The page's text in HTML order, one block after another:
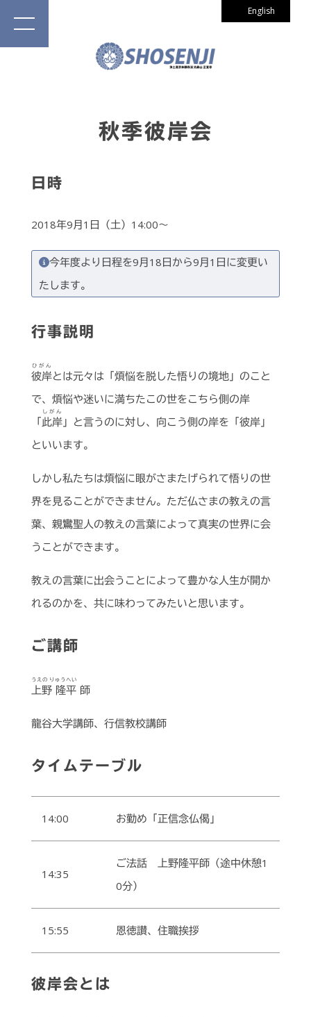
English
秋季彼岸会
日時
2018年9月1日（土）14:00～
今年度より日程を9月18日から9月1日に変更い
たします。
行事説明
彼岸
ひがん
とは元々は「煩悩を脱した悟りの境地」のこと
で、煩悩や迷いに満ちたこの世をこちら側の岸
「此岸
しがん
」と言うのに対し、向こう側の岸を「彼岸」
といいます。
しかし私たちは煩悩に眼がさまたげられて悟りの世
界を見ることができません。ただ仏さまの教えの言
葉、親鸞聖人の教えの言葉によって真実の世界に会
うことができます。
教えの言葉に出会うことによって豊かな人生が開か
れるのかを、共に味わってみたいと思います。
ご講師
上野 隆平
うえの りゅうへい
師
龍谷大学講師、行信教校講師
タイムテーブル
14:00 お勤め「正信念仏偈」
14:35
ご法話 上野隆平師（途中休憩1
0分）
15:55 恩徳讃、住職挨拶
彼岸会とは